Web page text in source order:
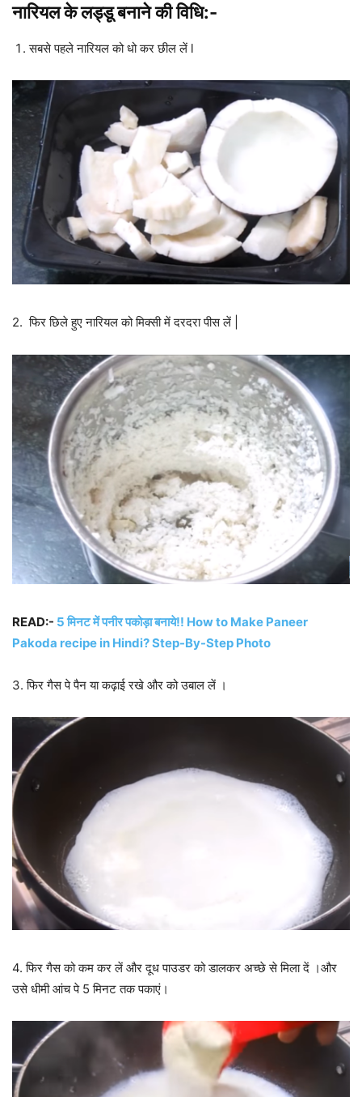
नारियल के लड्डू बनाने की विधि:-
सबसे पहले नारियल को धो कर छील लें l
2. फिर छिले हुए नारियल को मिक्सी में दरदरा पीस लें |
READ:- 5 मिनट में पनीर पकोड़ा बनाये!! How to Make Paneer
Pakoda recipe in Hindi? Step-By-Step Photo
3. फिर गैस पे पैन या कढ़ाई रखे और को उबाल लें ।
4. फिर गैस को कम कर लें और दूध पाउडर को डालकर अच्छे से मिला दें ।और
उसे धीमी आंच पे 5 मिनट तक पकाएं।